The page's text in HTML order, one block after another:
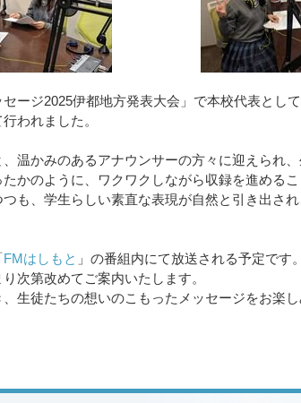
ージ2025伊都地方発表大会」で本校代表とし
われました。
温かみのあるアナウンサーの方々に迎えられ
かのように、ワクワクしながら収録を進めるこ
も、学生らしい素直な表現が自然と引き出さ
FMはしもと 」の番組内にて放送される予定です。
次第改めてご案内いたします。
生徒たちの想いのこもったメッセージをお楽し